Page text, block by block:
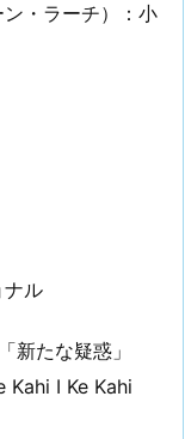
・ラーチ）：小
ナル
新たな疑惑」
Kahi I Ke Kahi